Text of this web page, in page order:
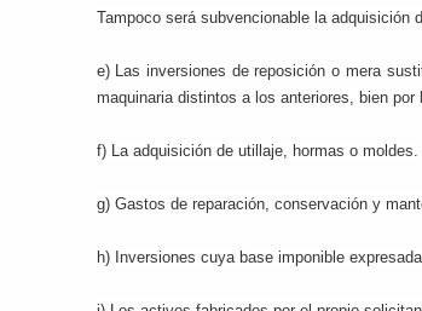
Tampoco será subvencionable la adquisición
e) Las inversiones de reposición o mera
maquinaria distintos a los anteriores, bien
f) La adquisición de utillaje, hormas o moldes.
g) Gastos de reparación, conservación y
h) Inversiones cuya base imponible